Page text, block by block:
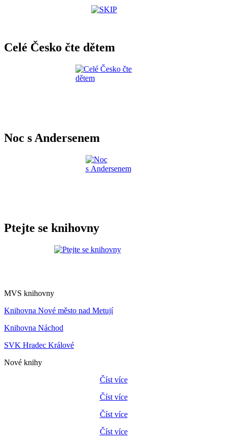
Celé Česko čte dětem
Noc s Andersenem
Ptejte se knihovny
MVS knihovny
Knihovna Nové město nad Metují
Knihovna Náchod
SVK Hradec Králové
Nové knihy
Číst více
Číst více
Číst více
Číst více